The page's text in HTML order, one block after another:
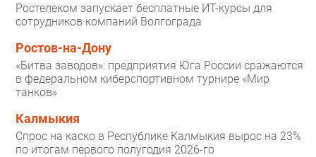
Ростелеком запускает бесплатные ИТ-курсы для
сотрудников компаний Волгограда
Ростов-на-Дону
«Битва заводов»: предприятия Юга России сражаются
в федеральном киберспортивном турнире «Мир
танков»
Калмыкия
Спрос на каско в Республике Калмыкия вырос на 23%
по итогам первого полугодия 2026-го